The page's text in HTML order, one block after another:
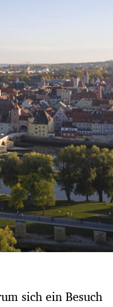
sich ein Besuch